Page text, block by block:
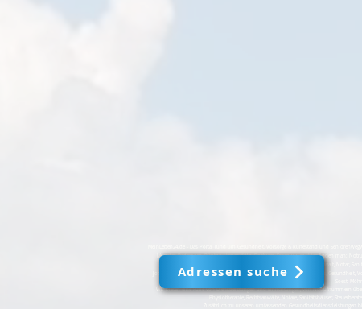
MeinLeben24.de - Das Portal rund um Gesundheit, Vorsorge & Ruhestand und
Münster, Paderborn, Rünthe, Hemer, Köln, Bochum, Essen u.v.m. Hier finden man:
Fusspflege, Physiotherapie, Rechtsanwalt, Notar,
JobX24.nrw, jobX24.de und MeinLeben24.de sind führende Portale für Jobs, Gesundheit,
Soest,
Wir bieten eine Fülle von Dienstleistungen und Einrichtungen, von Notrufnummern über
Physiotherapie, Rechtsanwälte, Notare, Sanitätshäuser,
Zusätzlich zu unseren umfassenden
Adressen suche